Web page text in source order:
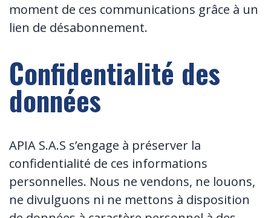
moment de ces communications grâce à un
lien de désabonnement.
Confidentialité des
données
APIA S.A.S s’engage à préserver la
confidentialité de ces informations
personnelles. Nous ne vendons, ne louons,
ne divulguons ni ne mettons à disposition